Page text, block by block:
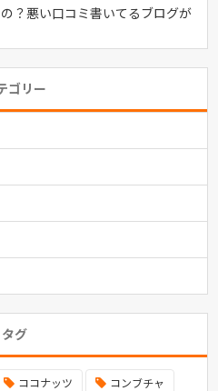
？悪い口コミ書いてるブログが
ゴリー
タグ
ココナッツ コンブチャ